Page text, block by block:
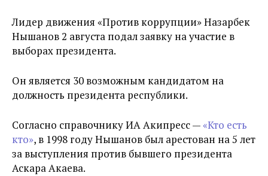
Лидер движения «Против коррупции» Назарбек
Нышанов 2 августа подал заявку на участие в
выборах президента.
Он является 30 возможным кандидатом на
должность президента республики.
Согласно справочнику ИА Акипресс —«Кто есть
кто», в 1998 году Нышанов был арестован на 5 лет
за выступления против бывшего президента
Аскара Акаева.